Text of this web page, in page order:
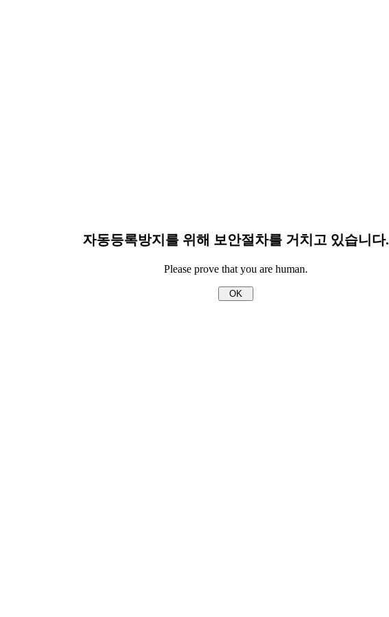
자동등록방지를 위해 보안절차를 거치고 있습니다.
Please prove that you are human.